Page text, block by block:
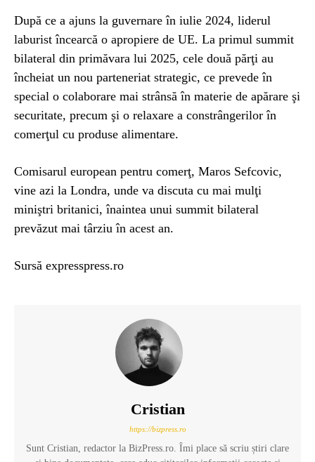
După ce a ajuns la guvernare în iulie 2024, liderul
laburist încearcă o apropiere de UE. La primul summit
bilateral din primăvara lui 2025, cele două părţi au
încheiat un nou parteneriat strategic, ce prevede în
special o colaborare mai strânsă în materie de apărare şi
securitate, precum şi o relaxare a constrângerilor în
comerţul cu produse alimentare.
Comisarul european pentru comerţ, Maros Sefcovic,
vine azi la Londra, unde va discuta cu mai mulţi
miniştri britanici, înaintea unui summit bilateral
prevăzut mai târziu în acest an.
Sursă expresspress.ro
Cristian
https://bizpress.ro
Sunt Cristian, redactor la BizPress.ro. Îmi place să scriu știri clare